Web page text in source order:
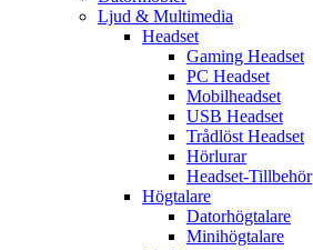
Ljud & Multimedia
Headset
Gaming Headset
PC Headset
Mobilheadset
USB Headset
Trådlöst Headset
Hörlurar
Headset-Tillbehör
Högtalare
Datorhögtalare
Minihögtalare